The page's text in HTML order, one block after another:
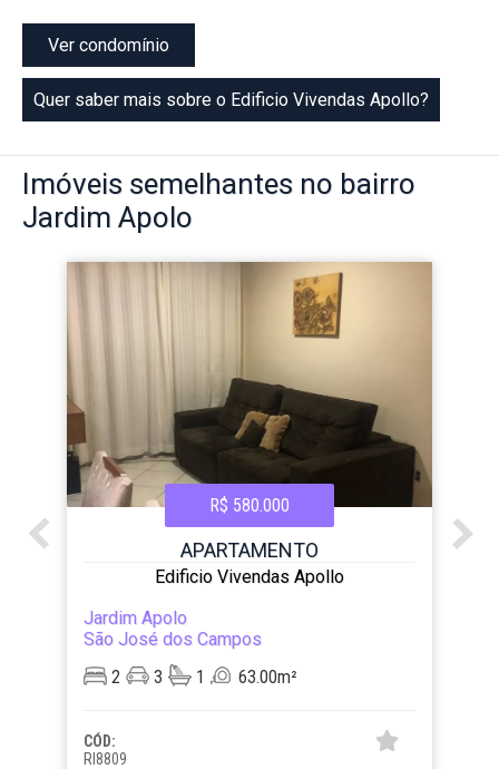
Ver condomínio
Quer saber mais sobre o Edificio Vivendas Apollo?
Imóveis semelhantes no bairro
Jardim Apolo
R$ 580.000
APARTAMENTO
Edificio Vivendas Apollo
Jardim Apolo
São José dos Campos
2
3 1 63.00m²
CÓD:
RI8809